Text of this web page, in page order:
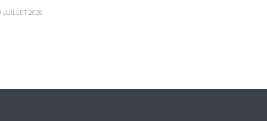
JUILLET 2026